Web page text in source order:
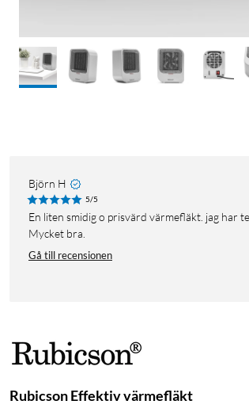
Björn H
5/5
En liten smidig o prisvärd värmefläkt. jag har testat den.
Mycket bra.
Gå till recensionen
Rubicson Effektiv värmefläkt